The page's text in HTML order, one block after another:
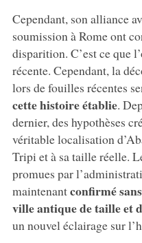
Cependant, son alliance
soumission à Rome ont
disparition. C’est ce que
récente. Cependant, la
lors de fouilles récentes
cette histoire établie.
dernier, des hypothèses
véritable localisation
Tripi et à sa taille réelle.
promues par
maintenantconfirmé
ville antique de taille et
un nouvel éclairage sur